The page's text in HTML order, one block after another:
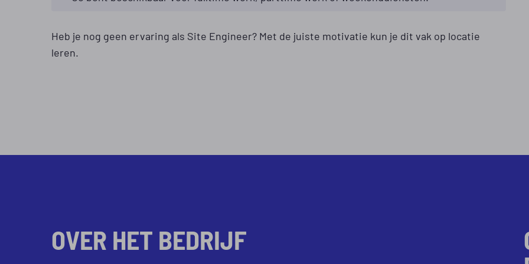
Heb je nog geen ervaring als Site Engineer? Met de juiste motivatie kun je dit vak op locatie
leren.
OVER HET BEDRIJF